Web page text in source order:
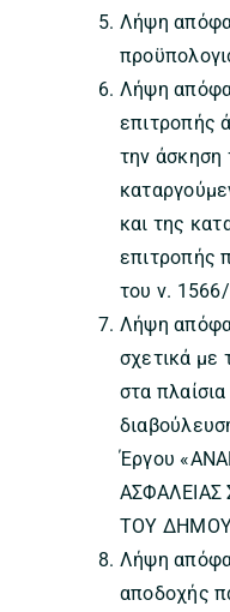
Λήψη
Λήψη
επιτροπής
την άσκηση
και της
επιτροπής
του ν.
Λήψη
σχετικά με
στα
Έργου
ΑΣΦΑΛΕΙΑΣ
ΤΟΥ ΔΗΜΟΥ
Λήψη
αποδοχής